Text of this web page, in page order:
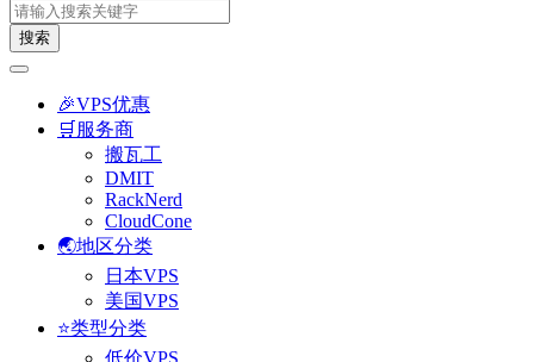
搜索
🎉VPS优惠
🛒服务商
搬瓦工
DMIT
RackNerd
CloudCone
🌏地区分类
日本VPS
美国VPS
⭐类型分类
低价VPS